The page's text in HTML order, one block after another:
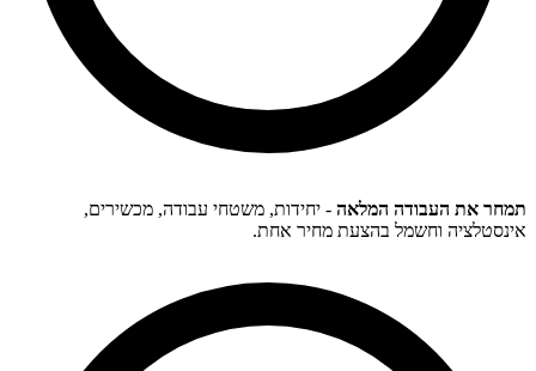
תמחר את העבודה המלאה - יחידות, משטחי עבודה, מכשירים,
אינסטלציה וחשמל בהצעת מחיר אחת.